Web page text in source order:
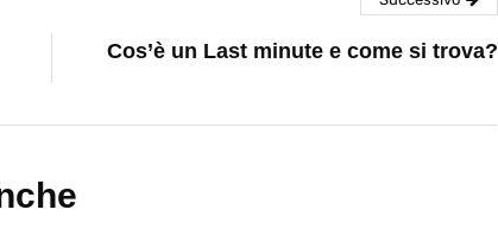
Cos’è un Last minute e come si trova?